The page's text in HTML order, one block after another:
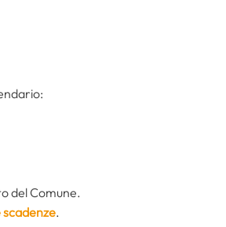
del Comune.
scadenze.